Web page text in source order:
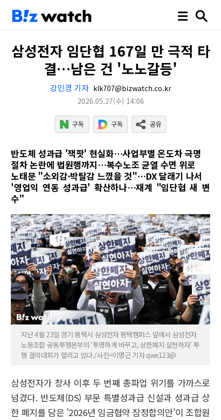
삼성전자 임단협 167일 만 극적 타
결…남은 건 '노노갈등'
강민경 기자 klk707@bizwatch.co.kr
2026.05.27(수) 14:06
반도체 성과급 '잭팟' 현실화…사업부별 온도차 극명
절차 논란에 법원행까지…복수노조 균열 수면 위로
노태문 "소외감·박탈감 느꼈을 것"…DX 달래기 나서
'영업익 연동 성과급' 확산하나…재계 "임단협 새 변
수"
지난 4월 23일 경기 평택시 삼성전자 평택캠퍼스 앞에서 삼성전자
노동조합 공동투쟁본부의 '투명하게 바꾸고, 상한폐지 실현하자' 투
쟁 결의대회가 열리고 있다./사진=이명근 기자 qwe123@
삼성전자가 창사 이후 두 번째 총파업 위기를 가까스로
넘겼다. 반도체(DS) 부문 특별성과급 신설과 성과급 상
한 폐지를 담은 '2026년 임금협약 잠정합의안'이 조합원